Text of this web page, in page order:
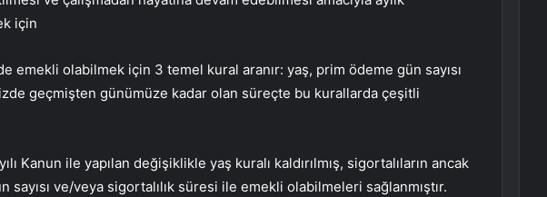
için
emekli olabilmek için 3 temel kural aranır: yaş, prim ödeme gün sayısı
geçmişten günümüze kadar olan süreçte bu kurallarda çeşitli
Kanun ile yapılan değişiklikle yaş kuralı kaldırılmış, sigortalıların ancak
sayısı ve/veya sigortalılık süresi ile emekli olabilmeleri sağlanmıştır.